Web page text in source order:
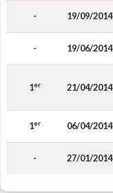
- 19/09/2014
- 19/06/2014
1er 21/04/2014
1er 06/04/2014
- 27/01/2014